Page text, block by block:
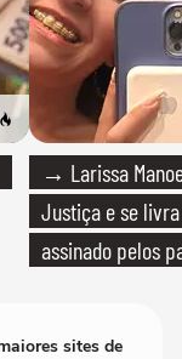
→ Larissa
Justiça e se
assinado pelos
sites de